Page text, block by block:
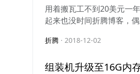
用着搬瓦工不到20美元一
起来也没时间折腾博客，
折腾 · 2018-12-02
组装机升级至16G内